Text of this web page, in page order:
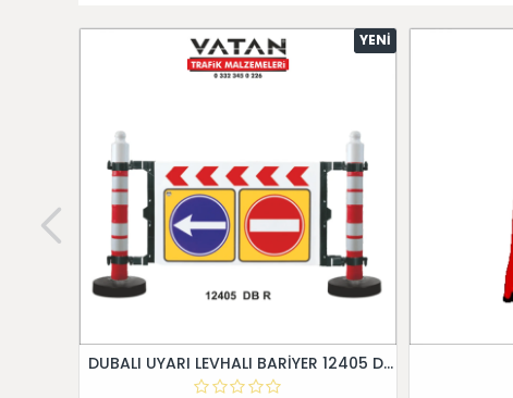
YENI
DUBALI UYARI LEVHALI BARİYER 12405 DB R